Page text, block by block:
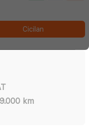
Cicilan
km